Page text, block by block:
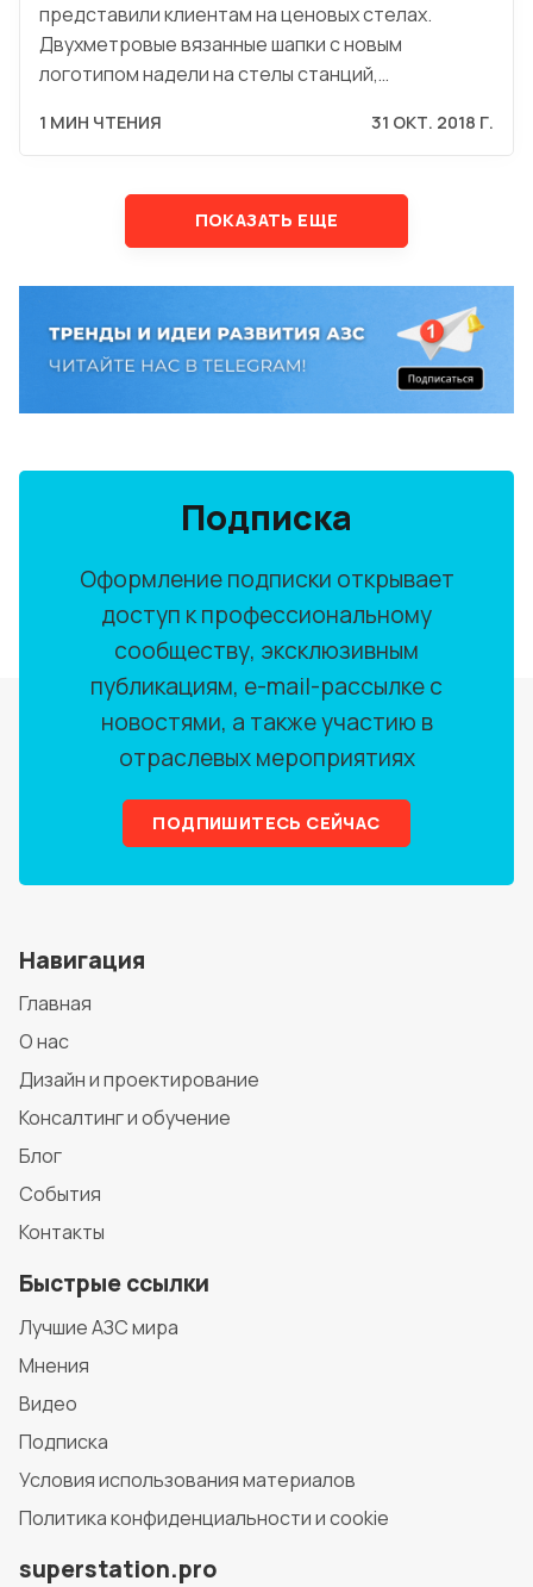
представили клиентам на ценовых стелах.
Двухметровые вязанные шапки с новым
логотипом надели на стелы станций,…
1 МИН ЧТЕНИЯ 31 ОКТ. 2018 Г.
ПОКАЗАТЬ ЕЩЕ
Подписка
Оформление подписки открывает
доступ к профессиональному
сообществу, эксклюзивным
публикациям, e-mail-рассылке с
новостями, а также участию в
отраслевых мероприятиях
ПОДПИШИТЕСЬ СЕЙЧАС
Навигация
Главная
О нас
Дизайн и проектирование
Консалтинг и обучение
Блог
События
Контакты
Быстрые ссылки
Лучшие АЗС мира
Мнения
Видео
Подписка
Условия использования материалов
Политика конфиденциальности и cookie
superstation.pro